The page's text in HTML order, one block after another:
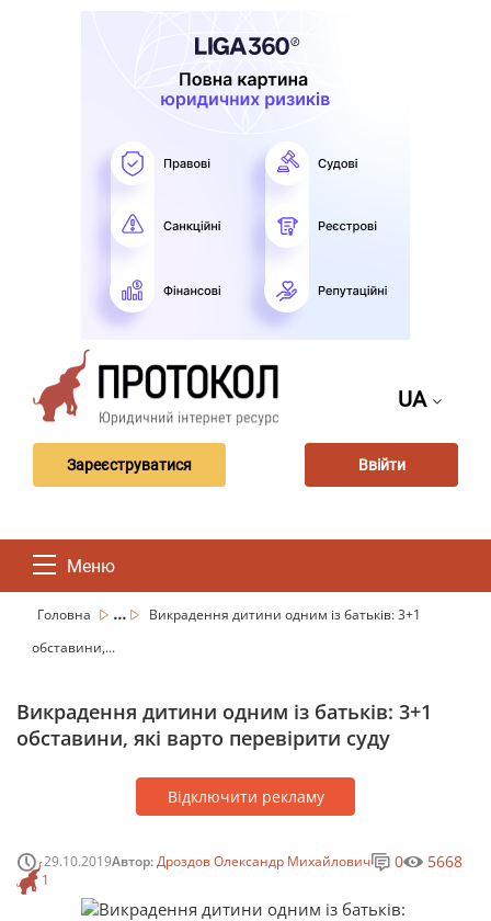
UA
Зареєструватися Ввійти
Меню
Головна ...
Викрадення дитини одним із батьків: 3+1
обставини,...
Викрадення дитини одним із батьків: 3+1
обставини, які варто перевірити суду
Відключити рекламу
29.10.2019Автор:Дроздов Олександр Михайлович
1
0 5668